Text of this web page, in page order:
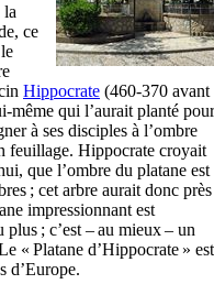
la
ce
Hippocrate (460-370 avant
même qui l’aurait planté pour
à ses disciples à l’ombre
feuillage. Hippocrate croyait
que l’ombre du platane est
; cet arbre aurait donc près
impressionnant est
; c’est – au mieux – un
« Platane d’Hippocrate » est
d’Europe.